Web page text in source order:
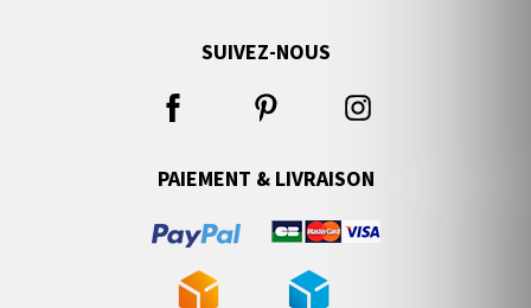
SUIVEZ-NOUS
PAIEMENT & LIVRAISON